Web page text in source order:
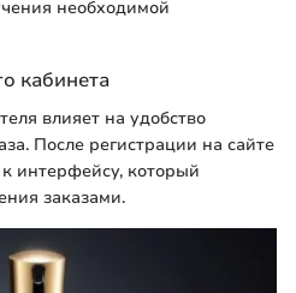
необходимой
кабинета
влияет на удобство
После регистрации на сайте
интерфейсу, который
заказами.